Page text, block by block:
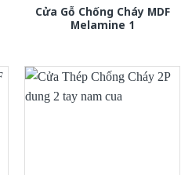
Cửa Gỗ Chống Cháy MDF
Melamine 1